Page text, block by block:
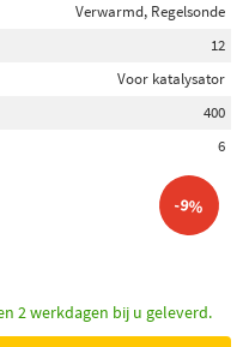
Verwarmd, Regelsonde
12
Voor katalysator
400
6
-9%
2 werkdagen bij u geleverd.